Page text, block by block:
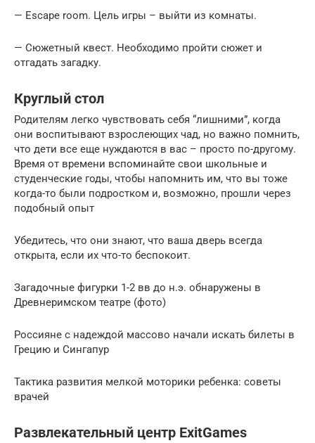
— Escape room. Цель игры – выйти из комнаты.
— Сюжетный квест. Необходимо пройти сюжет и
отгадать загадку.
Круглый стол
Родителям легко чувствовать себя “лишними”, когда
они воспитывают взрослеющих чад, но важно помнить,
что дети все еще нуждаются в вас – просто по-другому.
Время от времени вспоминайте свои школьные и
студенческие годы, чтобы напомнить им, что вы тоже
когда-то были подростком и, возможно, прошли через
подобный опыт
Убедитесь, что они знают, что ваша дверь всегда
открыта, если их что-то беспокоит.
Загадочные фигурки 1-2 вв до н.э. обнаружены в
Древнеримском театре (фото)
Россияне с надеждой массово начали искать билеты в
Грецию и Сингапур
Тактика развития мелкой моторики ребенка: советы
врачей
Развлекательный центр ExitGames